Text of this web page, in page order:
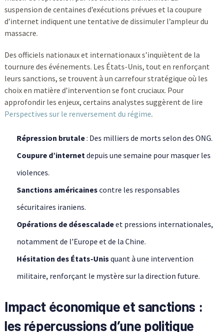
suspension de centaines d’exécutions prévues et la coupure
d’internet indiquent une tentative de dissimuler l’ampleur du
massacre.
Des officiels nationaux et internationaux s’inquiètent de la
tournure des événements. Les États-Unis, tout en renforçant
leurs sanctions, se trouvent à un carrefour stratégique où les
choix en matière d’intervention se font cruciaux. Pour
approfondir les enjeux, certains analystes suggèrent de lire
Perspectives sur le renversement du régime.
Répression brutale: Des milliers de morts selon des ONG.
Coupure d’internetdepuis une semaine pour masquer les
violences.
Sanctions américaines contre les responsables
sécuritaires iraniens.
Opérations de désescaladeet pressions internationales,
notamment de l’Europe et de la Chine.
Hésitation des États-Unis quant à une intervention
militaire, renforçant le mystère sur la direction future.
Impact économique et sanctions :
les répercussions d’une politique